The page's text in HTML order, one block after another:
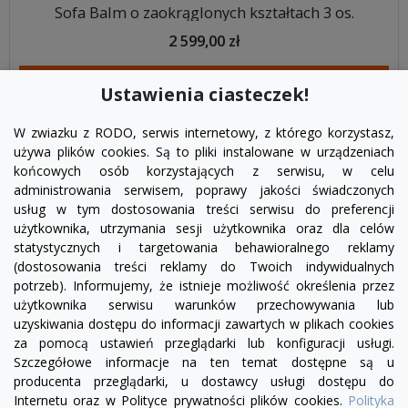
Sofa Balm o zaokrąglonych kształtach 3 os.
2 599,00 zł
FacebookYouTubePinterest
Ustawienia ciasteczek!
W zwiazku z RODO, serwis internetowy, z którego korzystasz,
używa plików cookies. Są to pliki instalowane w urządzeniach
końcowych osób korzystających z serwisu, w celu
administrowania serwisem, poprawy jakości świadczonych
usług w tym dostosowania treści serwisu do preferencji
użytkownika, utrzymania sesji użytkownika oraz dla celów
statystycznych i targetowania behawioralnego reklamy
(dostosowania treści reklamy do Twoich indywidualnych
potrzeb). Informujemy, że istnieje możliwość określenia przez
użytkownika serwisu warunków przechowywania lub
uzyskiwania dostępu do informacji zawartych w plikach cookies
za pomocą ustawień przeglądarki lub konfiguracji usługi.
Szczegółowe informacje na ten temat dostępne są u
producenta przeglądarki, u dostawcy usługi dostępu do
Internetu oraz w Polityce prywatności plików cookies. Polityka
PRODUKTY

INFORMACJE
